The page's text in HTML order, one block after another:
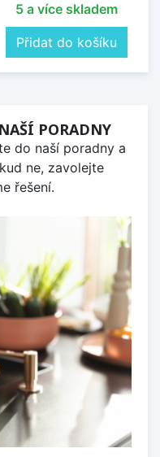
5 a více skladem
Přidat do košíku
PORADNY
do naší poradny a
ne, zavolejte
řešení.